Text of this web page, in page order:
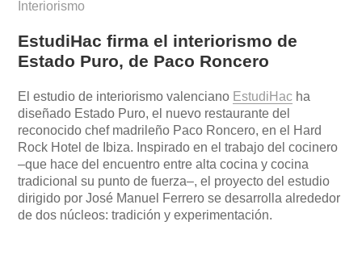
Interiorismo
EstudiHac firma el interiorismo de
Estado Puro, de Paco Roncero
El estudio de interiorismo valenciano EstudiHac ha
diseñado Estado Puro, el nuevo restaurante del
reconocido chef madrileño Paco Roncero, en el Hard
Rock Hotel de Ibiza. Inspirado en el trabajo del cocinero
–que hace del encuentro entre alta cocina y cocina
tradicional su punto de fuerza–, el proyecto del estudio
dirigido por José Manuel Ferrero se desarrolla alrededor
de dos núcleos: tradición y experimentación.